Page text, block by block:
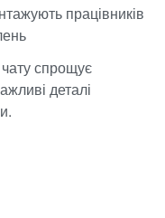
працівників
спрощує
деталі